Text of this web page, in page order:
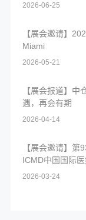
2026-06-25
【展会邀请】
Miami
2026-05-21
【展会报道】
遇，再会有期
2026-04-14
【展会邀请】
ICMD中国国际
2026-03-24